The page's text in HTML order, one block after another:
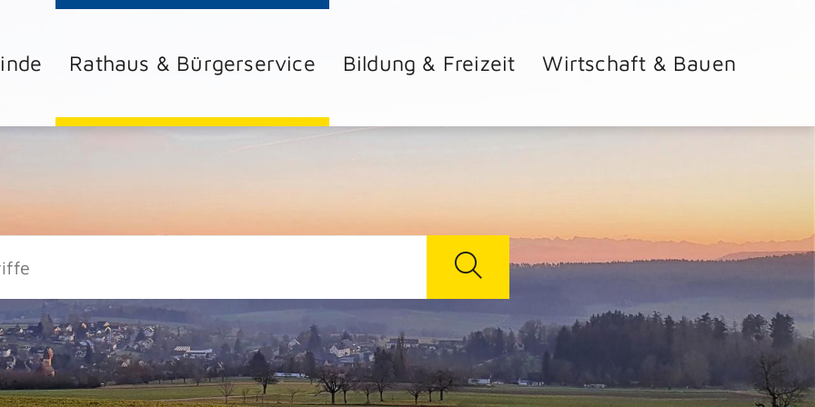
Rathaus & Bürgerservice Bildung & Freizeit Wirtschaft & Bauen